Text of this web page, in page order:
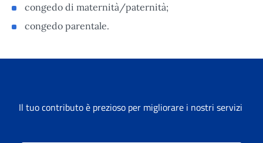
congedo di maternità/paternità;
congedo parentale.
Il tuo contributo è prezioso per migliorare i nostri servizi